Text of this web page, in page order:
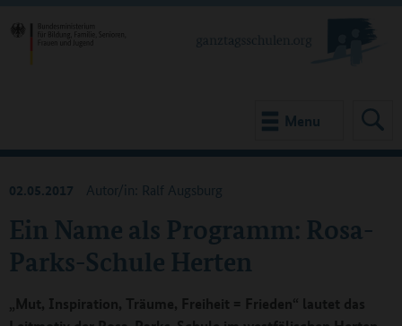
Menu
Ein Name als Programm: Rosa-
Parks-Schule Herten
02.05.2017 Autor/in: Ralf Augsburg
„Mut, Inspiration, Träume, Freiheit = Frieden“ lautet das